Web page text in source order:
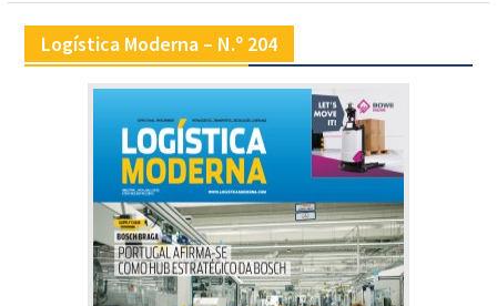
Logística Moderna – N.º 204